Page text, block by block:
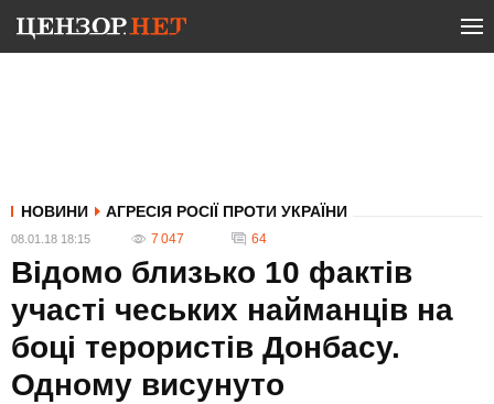
НОВИНИ АГРЕСІЯ РОСІЇ ПРОТИ УКРАЇНИ
08.01.18 18:15 7 047 64
Відомо близько 10 фактів
участі чеських найманців на
боці терористів Донбасу.
Одному висунуто